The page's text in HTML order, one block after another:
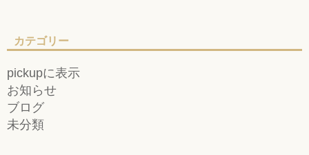
カテゴリー
pickupに表示
お知らせ
ブログ
未分類